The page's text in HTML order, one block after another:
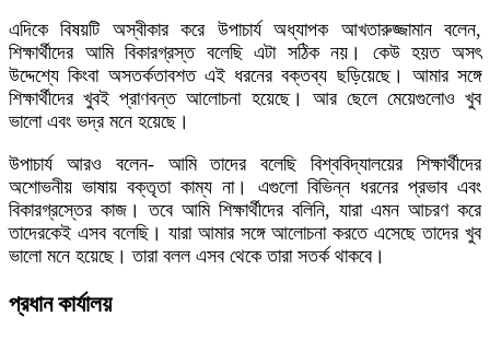
এদিকে বিষয়টি অস্বীকার করে উপাচার্য অধ্যাপক আখতারুজ্জামান বলেন,
শিক্ষার্থীদের আমি বিকারগ্রস্ত বলেছি এটা সঠিক নয়। কেউ হয়ত অসৎ
উদ্দেশ্যে কিংবা অসতর্কতাবশত এই ধরনের বক্তব্য ছড়িয়েছে। আমার সঙ্গে
শিক্ষার্থীদের খুবই প্রাণবন্ত আলোচনা হয়েছে। আর ছেলে মেয়েগুলোও খুব
ভালো এবং ভদ্র মনে হয়েছে।
উপাচার্য আরও বলেন- আমি তাদের বলেছি বিশ্ববিদ্যালয়ের শিক্ষার্থীদের
অশোভনীয় ভাষায় বক্তৃতা কাম্য না। এগুলো বিভিন্ন ধরনের প্রভাব এবং
বিকারগ্রস্তের কাজ। তবে আমি শিক্ষার্থীদের বলিনি, যারা এমন আচরণ করে
তাদেরকেই এসব বলেছি। যারা আমার সঙ্গে আলোচনা করতে এসেছে তাদের খুব
ভালো মনে হয়েছে। তারা বলল এসব থেকে তারা সতর্ক থাকবে।
প্রধান কার্যালয়